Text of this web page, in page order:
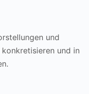
und
und in